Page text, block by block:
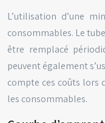
L’utilisation d’une
consommables. Le
être remplacé
peuvent également
compte ces coûts lors
les consommables.